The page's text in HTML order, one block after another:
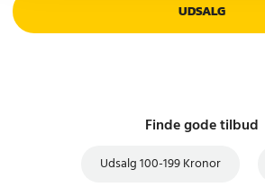
UDSALG
Finde gode tilbud
Udsalg 100-199 Kronor